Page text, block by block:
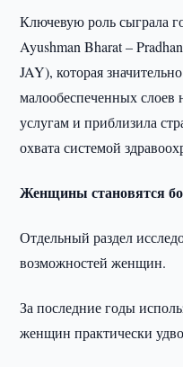
Ключевую роль сыграла
Ayushman Bharat –
JAY), которая
малообеспеченных
услугам и приблизила
охвата системой
Женщины становятся
Отдельный раздел
возможностей женщин.
За последние годы
женщин практически